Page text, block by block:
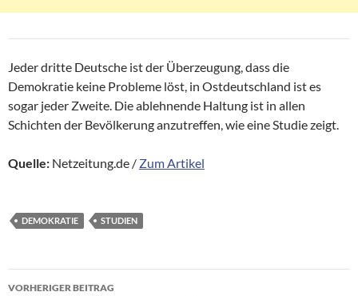
Jeder dritte Deutsche ist der Überzeugung, dass die
Demokratie keine Probleme löst, in Ostdeutschland ist es
sogar jeder Zweite. Die ablehnende Haltung ist in allen
Schichten der Bevölkerung anzutreffen, wie eine Studie zeigt.
Quelle: Netzeitung.de / Zum Artikel
DEMOKRATIE STUDIEN
Beitragsnavigation
VORHERIGER BEITRAG